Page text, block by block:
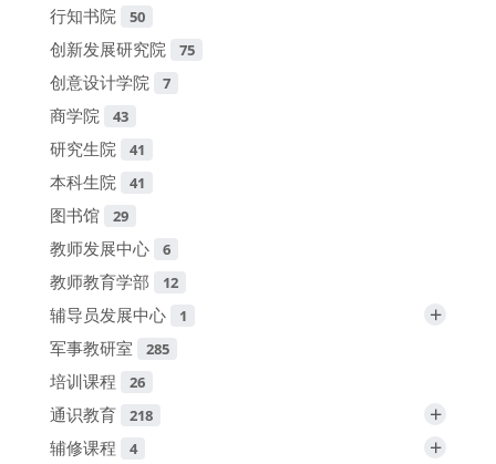
行知书院 50
创新发展研究院 75
创意设计学院 7
商学院 43
研究生院 41
本科生院 41
图书馆 29
教师发展中心 6
教师教育学部 12
辅导员发展中心 1 +
军事教研室 285
培训课程 26
通识教育 218 +
辅修课程 4 +